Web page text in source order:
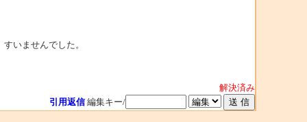
いませんでした。
解決済み
引用返信 編集キー/